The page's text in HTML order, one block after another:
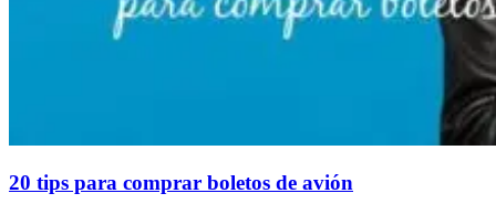
20 tips para comprar boletos de avión